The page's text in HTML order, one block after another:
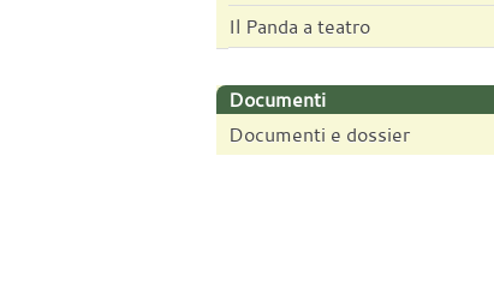
Il Panda a teatro
Documenti
Documenti e dossier